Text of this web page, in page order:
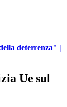
deterrenza" |
Ue sul